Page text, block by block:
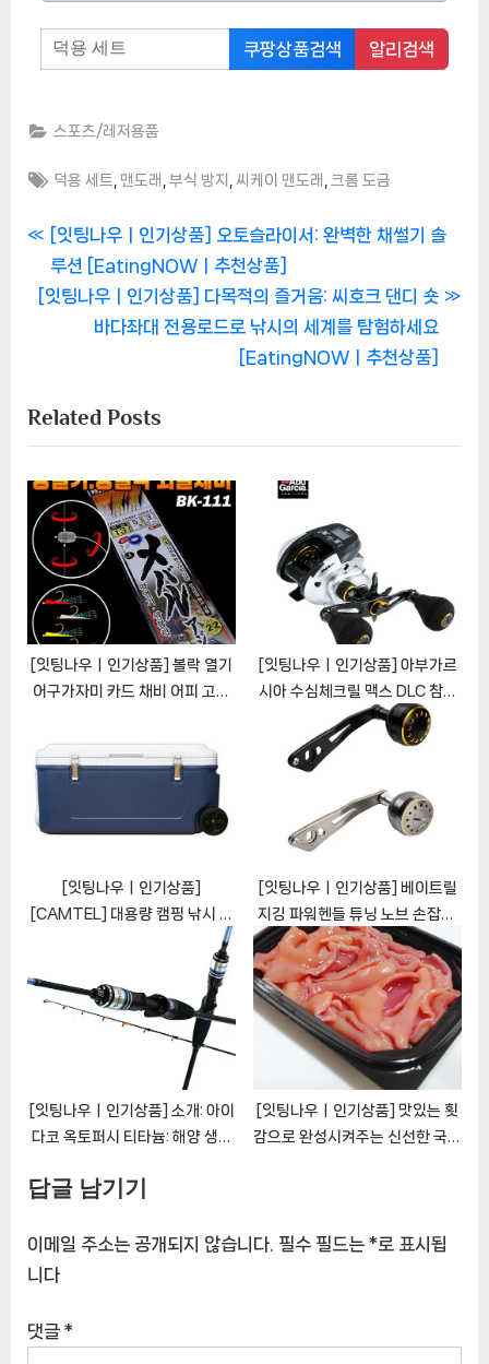
쿠팡상품검색 알리검색
스포츠/레저용품
Tags:
덕용 세트 맨도래 ,부식 방지 씨케이 맨도래 크롬 도금
글
탐
P
r
e
u
s
P
o
s
t
:
[잇팅나우ㅣ인기상품] 오토슬라이서: 완벽한 채썰기 솔
루션 [EatingNOWㅣ추천상품]
N
P
o
s
t
[잇팅나우ㅣ인기상품] 다목적의 즐거움: 씨호크 댄디 숏
바다좌대 전용로드로 낚시의 세계를 탐험하세요
[EatingNOWㅣ추천상품]
Related Posts
[잇팅나우ㅣ인기상품] 볼락 열기
어구가자미 카드 채비 어피 고급
[EatingNOWㅣ추천상품]
[잇팅나우ㅣ인기상품] 아부가르
시아 수심체크릴 맥스 DLC 참돔
한치 베이트릴: 깊은 바다를 정복
하는 완벽한 낚싯솔루션
[EatingNOWㅣ추천상품]
[잇팅나우ㅣ인기상품]
[CAMTEL] 대용량 캠핑 낚시 하
[EatingNOWㅣ추천상품]
[잇팅나우ㅣ인기상품] 베이트릴
지깅 파워헨들 튜닝 노브 손잡이:
angler의 필수품 [EatingNOW
ㅣ추천상품]
[잇팅나우ㅣ인기상품] 소개: 아이
다코 옥토퍼시 티타늄: 해양 생명
[EatingNOWㅣ추천상품]
[잇팅나우ㅣ인기상품] 맛있는 횟
감으로 완성시켜주는 신선한 국내
답글 남기기
이메일 주소는 공개되지 않습니다. 필수 필드는 *로 표시됩
니다
댓글 *